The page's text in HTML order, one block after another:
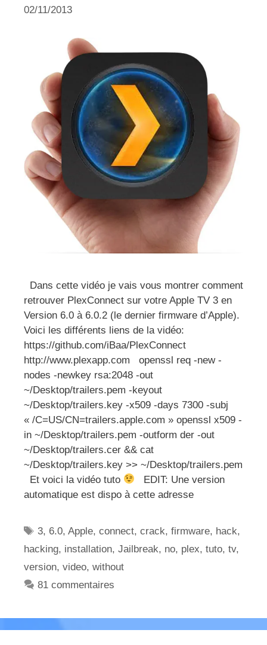
02/11/2013
Dans cette vidéo je vais vous montrer comment
retrouver PlexConnect sur votre Apple TV 3 en
Version 6.0 à 6.0.2 (le dernier firmware d’Apple).
Voici les différents liens de la vidéo:
https://github.com/iBaa/PlexConnect
http://www.plexapp.com openssl req -new -
nodes -newkey rsa:2048 -out
~/Desktop/trailers.pem -keyout
~/Desktop/trailers.key -x509 -days 7300 -subj
« /C=US/CN=trailers.apple.com » openssl x509 -
in ~/Desktop/trailers.pem -outform der -out
~/Desktop/trailers.cer && cat
~/Desktop/trailers.key >> ~/Desktop/trailers.pem
Et voici la vidéo tuto
EDIT: Une version
automatique est dispo à cette adresse
Étiquettes
3, 6.0,Apple,connect,crack,firmware, hack,
hacking, installation, Jailbreak, no, plex, tuto, tv,
version, video, without
81 commentaires